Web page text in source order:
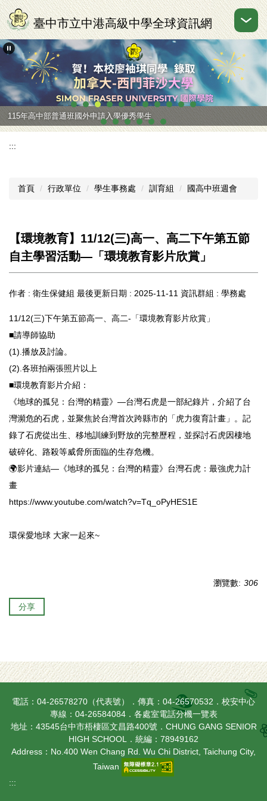
跳
到
主
要
區
臺中市立中港高級中學全球資訊網
115年高中部普通班國外申請入學優秀學生
:::
首頁 行政單位 學生事務處 訓育組 國高中班週會
【環境教育】11/12(三)高一、高二下午第五節
自主學習活動—「環境教育影片欣賞」
作者 : 衛生保健組 最後更新日期 : 2025-11-11 資訊群組 : 學務處
11/12(三)下午第五節高一、高二-「環境教育影片欣賞」
■請導師協助
(1).播放及討論。
(2).各班拍兩張照片以上
■環境教育影片介紹：
《地球的孤兒：台灣的精靈》—台灣石虎是一部紀錄片，介紹了台
灣瀕危的石虎，並聚焦於台灣首次跨縣市的「虎力復育計畫」。記
錄了石虎從出生、移地訓練到野放的完整歷程，並探討石虎因棲地
破碎化、路殺等威脅所面臨的生存危機。
🌍影片連結—《地球的孤兒：台灣的精靈》台灣石虎：最強虎力計
畫
https://www.youtube.com/watch?v=Tq_oPyHES1E
環保愛地球 大家一起來~
瀏覽數: 306
分享
電話：04-26578270（代表號）．傳真：04-26570532．校安中心
專線：04-26584084． 各處室電話分機一覽表
地址：43545台中市梧棲區文昌路400號．CHUNG GANG SENIOR
HIGH SCHOOL．統編：78949162
Address：No.400 Wen Chang Rd. Wu Chi District, Taichung City,
Taiwan
:::